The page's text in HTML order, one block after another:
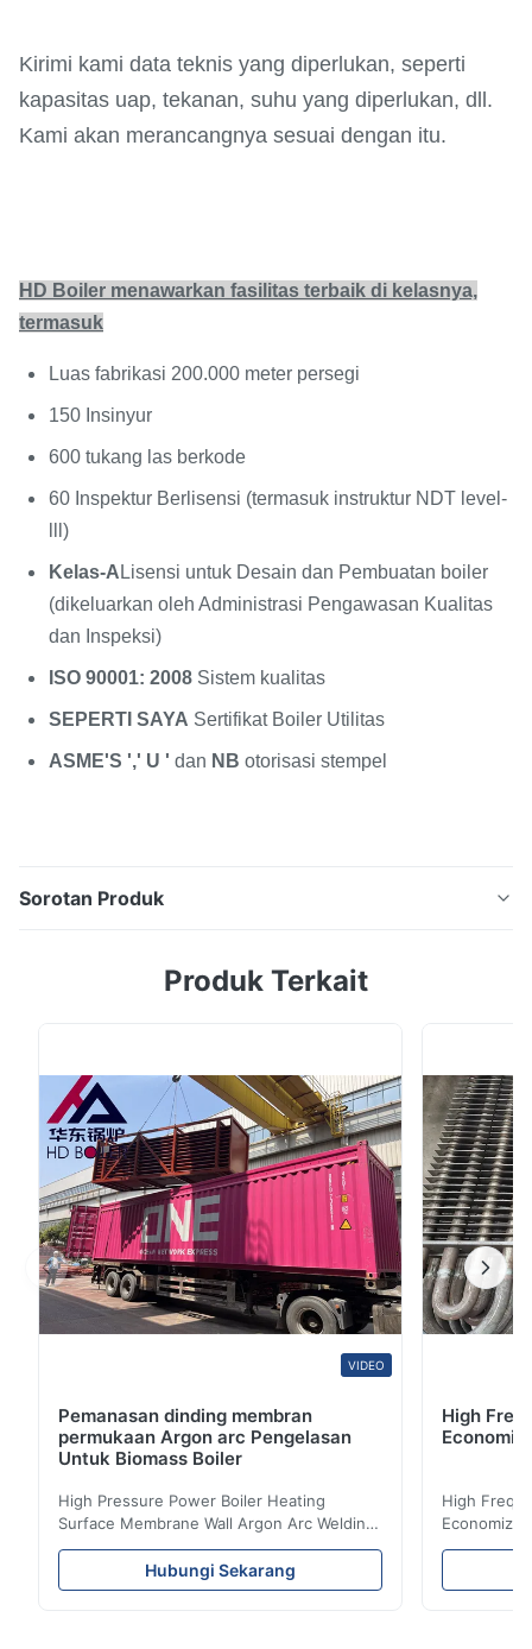
Kirimi kami data teknis yang diperlukan, seperti
kapasitas uap, tekanan, suhu yang diperlukan, dll.
Kami akan merancangnya sesuai dengan itu.
HD Boiler menawarkan fasilitas terbaik di kelasnya,
termasuk
Luas fabrikasi 200.000 meter persegi
150 Insinyur
600 tukang las berkode
60 Inspektur Berlisensi (termasuk instruktur NDT level-
lll)
Kelas-A Lisensi untuk Desain dan Pembuatan boiler
(dikeluarkan oleh Administrasi Pengawasan Kualitas
dan Inspeksi)
ISO 90001: 2008 Sistem kualitas
SEPERTI SAYA Sertifikat Boiler Utilitas
ASME'S ',' U ' dan NB otorisasi stempel
Sorotan Produk
Untuk 130 T / H Lignite Fired CFB Boiler ASME / Ce
uap hemat panas HDB untuk boiler berbahan bakar
batubara Spesifikasi: Pemanas super adalah ...
Produk Terkait
VIDEO
Pemanasan dinding membran
permukaan Argon arc Pengelasan
Untuk Biomass Boiler
High Pressure Power Boiler Heating
Surface Membrane Wall Argon Arc Welding
For Biomass Boiler Product Introduction
Water wall panels with pins usually laid
vertically on the inner wall of the furnace
Hubungi Sekarang
High
High
Product
industrial